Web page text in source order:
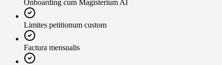
Onboarding cum Magisterium AI
Limites petitionum custom
Factura mensualis